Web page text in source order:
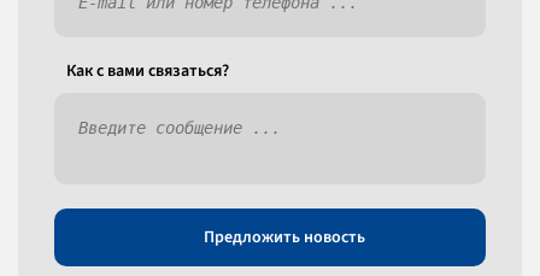
Как c вами связаться?
Предложить новость